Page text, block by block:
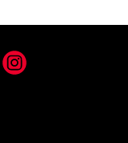
Instagram